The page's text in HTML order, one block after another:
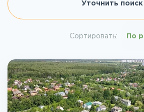
Уточнить поиск
Сортировать: По